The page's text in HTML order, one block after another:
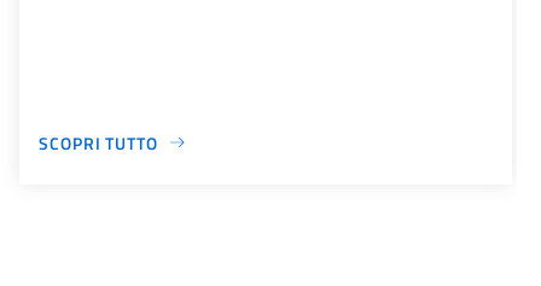
SCOPRI TUTTO